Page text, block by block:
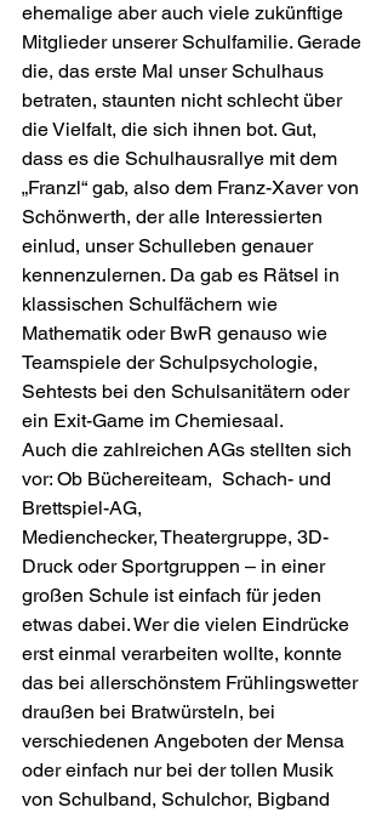
ehemalige aber auch viele zukünftige
Mitglieder unserer Schulfamilie. Gerade
die, das erste Mal unser Schulhaus
betraten, staunten nicht schlecht über
die Vielfalt, die sich ihnen bot. Gut,
dass es die Schulhausrallye mit dem
„Franzl“ gab, also dem Franz-Xaver von
Schönwerth, der alle Interessierten
einlud, unser Schulleben genauer
kennenzulernen. Da gab es Rätsel in
klassischen Schulfächern wie
Mathematik oder BwR genauso wie
Teamspiele der Schulpsychologie,
Sehtests bei den Schulsanitätern oder
ein Exit-Game im Chemiesaal.
Auch die zahlreichen AGs stellten sich
vor: Ob Büchereiteam,  Schach- und
Brettspiel-AG,
Medienchecker, Theatergruppe, 3D-
Druck oder Sportgruppen – in einer
großen Schule ist einfach für jeden
etwas dabei. Wer die vielen Eindrücke
erst einmal verarbeiten wollte, konnte
das bei allerschönstem Frühlingswetter
draußen bei Bratwürsteln, bei
verschiedenen Angeboten der Mensa
oder einfach nur bei der tollen Musik
von Schulband, Schulchor, Bigband